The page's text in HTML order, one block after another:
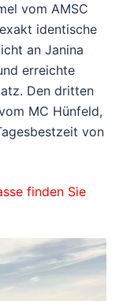
vom AMSC
identische
an Janina
erreichte
Den dritten
MC Hünfeld,
von
finden Sie